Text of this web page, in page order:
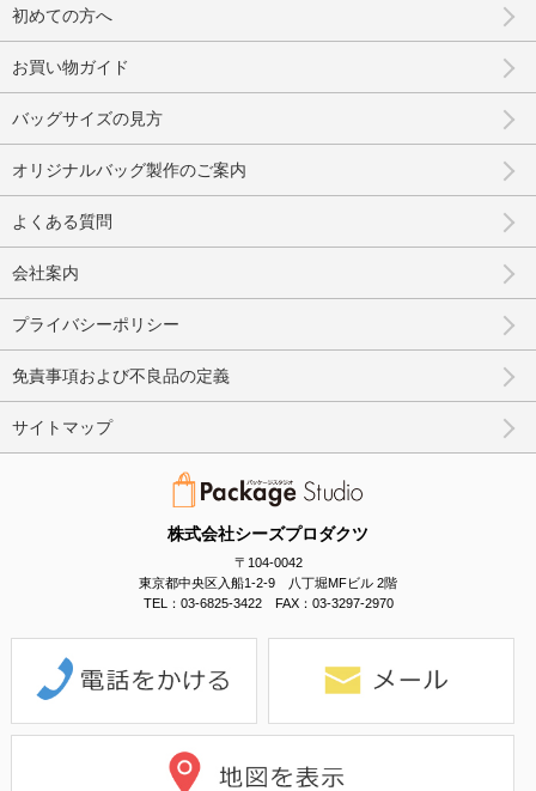
株式会社シーズプロダクツ
〒104-0042
東京都中央区入船1-2-9 八丁堀MFビル 2階
TEL：03-6825-3422 FAX：03-3297-2970
初めての方へ
お買い物ガイド
バッグサイズの見方
オリジナルバッグ製作のご案内
よくある質問
会社案内
プライバシーポリシー
免責事項および不良品の定義
サイトマップ